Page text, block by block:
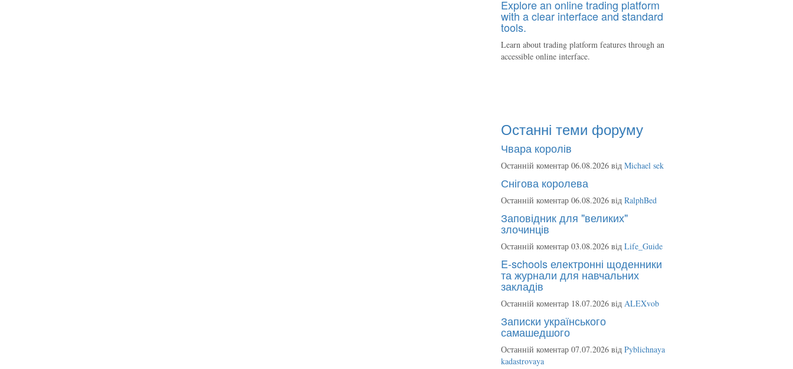
Explore an online trading platform
with a clear interface and standard
tools.
Learn about trading platform features through an
accessible online interface.
Останні теми форуму
Чвара королів
Останній коментар 06.08.2026 від Michael sek
Снігова королева
Останній коментар 06.08.2026 від RalphBed
Заповідник для "великих"
злочинців
Останній коментар 03.08.2026 від Life_Guide
E-schools електронні щоденники
та журнали для навчальних
закладів
Останній коментар 18.07.2026 від ALEXvob
Записки українського
самашедшого
Останній коментар 07.07.2026 від Pyblichnaya
kadastrovaya